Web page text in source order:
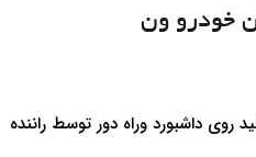
خودرو ون